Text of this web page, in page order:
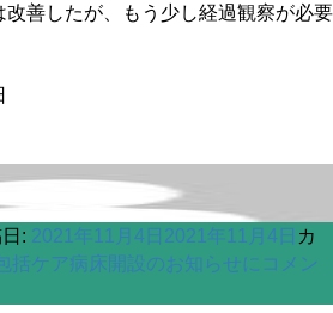
改善したが、もう少し経過観察が必要
: 2021年11月4日 2021年11月4日 カ
括ケア病床開設のお知らせに コメン